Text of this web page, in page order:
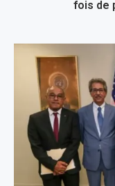
fois de